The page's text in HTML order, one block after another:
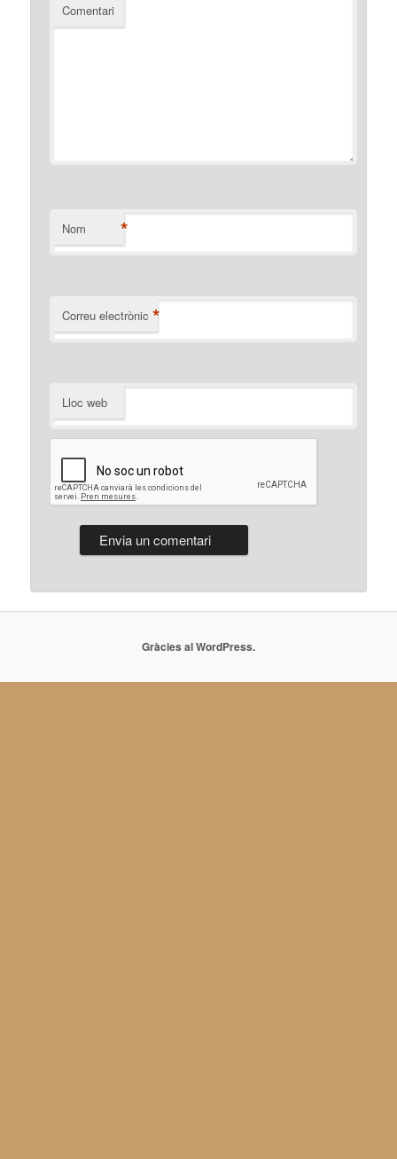
Comentari
Nom *
Correu electrònic *
Lloc web
Gràcies al WordPress.